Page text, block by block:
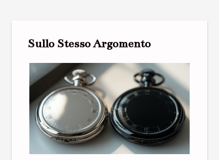
Sullo Stesso Argomento